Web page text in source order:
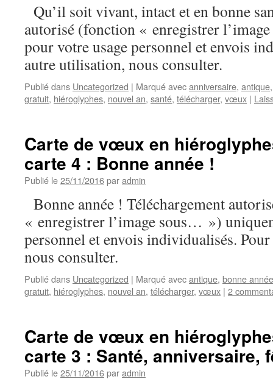
Qu’il soit vivant, intact et en bonne
autorisé (fonction « enregistrer
pour votre usage personnel et envois
autre utilisation, nous consulter.
Publié dans Uncategorized | Marqué avecanniversaire, antique
gratuit, hiéroglyphes, nouvel an, santé, télécharger, vœux |
Carte de vœux en
carte 4 : Bonne année !
Publié le25/11/2016paradmin
Bonne année ! Téléchargement
« enregistrer l’image sous… »)
personnel et envois individualisés.
nous consulter.
Publié dans Uncategorized | Marqué avecantique, bonne année
gratuit, hiéroglyphes, nouvel an, télécharger, vœux | 2
Carte de vœux en
carte 3 : Santé, anniversaire,
Publié le25/11/2016paradmin